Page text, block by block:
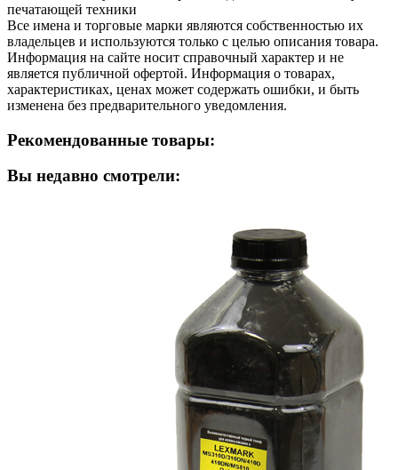
печатающей техники
Все имена и торговые марки являются собственностью их
владельцев и используются только с целью описания товара.
Информация на сайте носит справочный характер и не
является публичной офертой. Информация о товарах,
характеристиках, ценах может содержать ошибки, и быть
изменена без предварительного уведомления.
Рекомендованные товары:
Вы недавно смотрели: